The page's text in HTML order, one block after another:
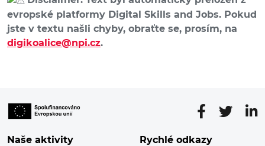
evropské platformy Digital Skills and Jobs. Pokud
jste v textu našli chyby, obraťte se, prosím, na
digikoalice@npi.cz.
Naše aktivity Rychlé odkazy